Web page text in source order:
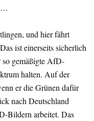
und hier fährt
ist einerseits sicherlich
gemäßigte AfD-
halten. Auf der
er die Grünen dafür
nach Deutschland
Bildern arbeitet. Das